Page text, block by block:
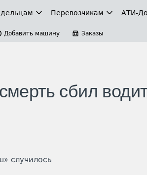
Перевозчикам АТИ-
Добавить машину Заказы
сбил
случилось